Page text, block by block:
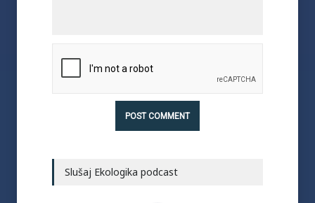
Slušaj Ekologika podcast